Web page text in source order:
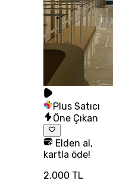
Plus Satıcı
Öne Çıkan
Elden al,
kartla öde!
2.000 TL